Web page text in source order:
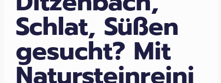
Schlat, Süßen
gesucht? Mit